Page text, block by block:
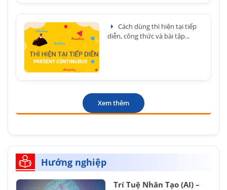
Cách dùng thì hiện tại tiếp
diễn, công thức và bài tập...
Xem thêm
Hướng nghiệp
Trí Tuệ Nhân Tạo (AI) –